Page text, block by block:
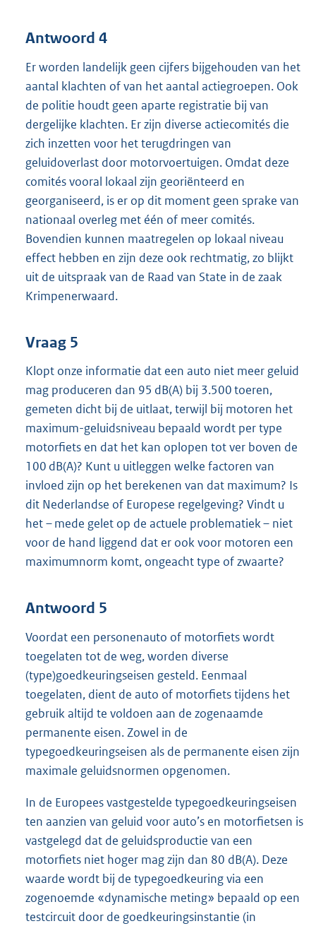
Antwoord 4
Er worden landelijk geen cijfers bijgehouden van het
aantal klachten of van het aantal actiegroepen. Ook
de politie houdt geen aparte registratie bij van
dergelijke klachten. Er zijn diverse actiecomités die
zich inzetten voor het terugdringen van
geluidoverlast door motorvoertuigen. Omdat deze
comités vooral lokaal zijn georiënteerd en
georganiseerd, is er op dit moment geen sprake van
nationaal overleg met één of meer comités.
Bovendien kunnen maatregelen op lokaal niveau
effect hebben en zijn deze ook rechtmatig, zo blijkt
uit de uitspraak van de Raad van State in de zaak
Krimpenerwaard.
Vraag 5
Klopt onze informatie dat een auto niet meer geluid
mag produceren dan 95 dB(A) bij 3.500 toeren,
gemeten dicht bij de uitlaat, terwijl bij motoren het
maximum-geluidsniveau bepaald wordt per type
motorfiets en dat het kan oplopen tot ver boven de
100 dB(A)? Kunt u uitleggen welke factoren van
invloed zijn op het berekenen van dat maximum? Is
dit Nederlandse of Europese regelgeving? Vindt u
het – mede gelet op de actuele problematiek – niet
voor de hand liggend dat er ook voor motoren een
maximumnorm komt, ongeacht type of zwaarte?
Antwoord 5
Voordat een personenauto of motorfiets wordt
toegelaten tot de weg, worden diverse
(type)goedkeuringseisen gesteld. Eenmaal
toegelaten, dient de auto of motorfiets tijdens het
gebruik altijd te voldoen aan de zogenaamde
permanente eisen. Zowel in de
typegoedkeuringseisen als de permanente eisen zijn
maximale geluidsnormen opgenomen.
In de Europees vastgestelde typegoedkeuringseisen
ten aanzien van geluid voor auto’s en motorfietsen is
vastgelegd dat de geluidsproductie van een
motorfiets niet hoger mag zijn dan 80 dB(A). Deze
waarde wordt bij de typegoedkeuring via een
zogenoemde «dynamische meting» bepaald op een
testcircuit door de goedkeuringsinstantie (in